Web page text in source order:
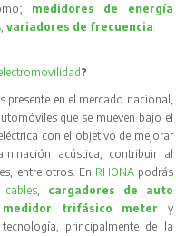
medidores de energía
,variadores de frecuencia.
?
presente en el mercado nacional,
que se mueven bajo el
con el objetivo de mejorar
acústica, contribuir al
entre otros. En RHONA podrás
cables, cargadores de auto
medidor trifásico meter
y
principalmente de la